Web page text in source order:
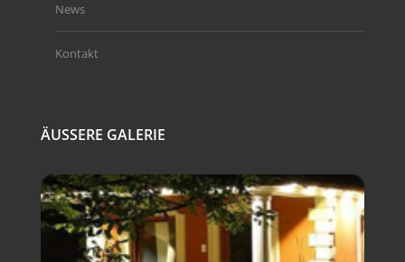
News
Kontakt
ÄUSSERE GALERIE